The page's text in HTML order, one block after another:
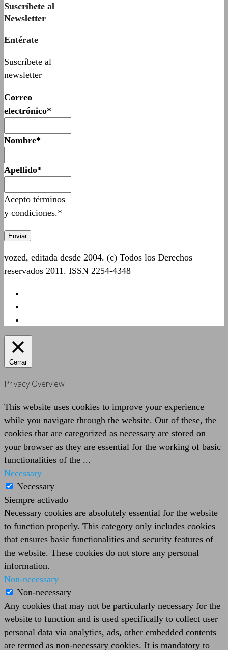
Suscríbete al
Newsletter
Entérate
Suscríbete al
newsletter
Correo
electrónico*
Nombre*
Apellido*
Acepto términos
y condiciones.*
vozed, editada desde 2004. (c) Todos los Derechos
reservados 2011. ISSN 2254-4348
Cerrar
Privacy Overview
This website uses cookies to improve your experience
while you navigate through the website. Out of these, the
cookies that are categorized as necessary are stored on
your browser as they are essential for the working of basic
functionalities of the ...
Necessary
Necessary
Siempre activado
Necessary cookies are absolutely essential for the website
to function properly. This category only includes cookies
that ensures basic functionalities and security features of
the website. These cookies do not store any personal
information.
Non-necessary
Non-necessary
Any cookies that may not be particularly necessary for the
website to function and is used specifically to collect user
personal data via analytics, ads, other embedded contents
are termed as non-necessary cookies. It is mandatory to